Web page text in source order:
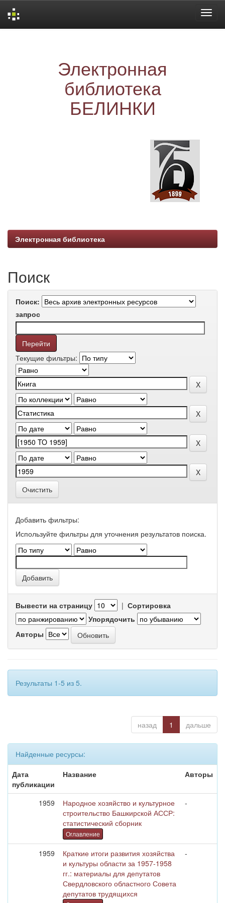
Электронная
библиотека
БЕЛИНКИ
Электронная библиотека
Поиск
Поиск:
запрос
Текущие фильтры:
Очистить
Добавить фильтры:
Используйте фильтры для уточнения результатов поиска.
Вывести на страницу | Сортировка
Упорядочить
Авторы
Результаты 1-5 из 5.
назад 1 дальше
Найденные ресурсы:
Дата
публикации
Название Авторы
1959
Народное хозяйство и культурное
строительство Башкирской АССР:
статистический сборник
Оглавление
-
1959
Краткие итоги развития хозяйства
и культуры области за 1957-1958
гг.: материалы для депутатов
Свердловского областного Совета
депутатов трудящихся
-